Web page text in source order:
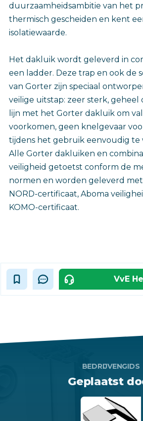
duurzaamheidsambitie van het
thermisch gescheiden en kent
isolatiewaarde.
Het dakluik wordt geleverd in
een ladder. Deze trap en ook de
van Gorter zijn speciaal
veilige uitstap: zeer sterk, geheel
lijn met het Gorter dakluik om
voorkomen, geen knelgevaar
tijdens het gebruik eenvoudig te
Alle Gorter dakluiken en
veiligheid getoetst conform de
normen en worden geleverd
NORD-certificaat, Aboma
KOMO-certificaat.
VvE
BEDRIJVENGIDS
Geplaatst